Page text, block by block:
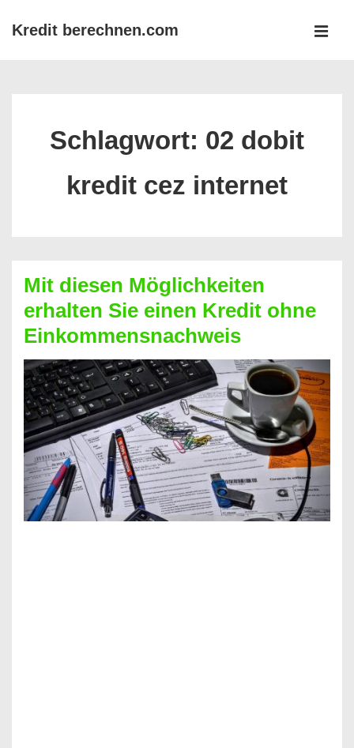
ZumKredit berechnen.com
Schlagwort: 02 dobit
kredit cez internet
Mit diesen Möglichkeiten
erhalten Sie einen Kredit ohne
Einkommensnachweis